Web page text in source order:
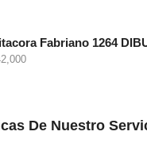
Fabriano 1264
De Nuestro